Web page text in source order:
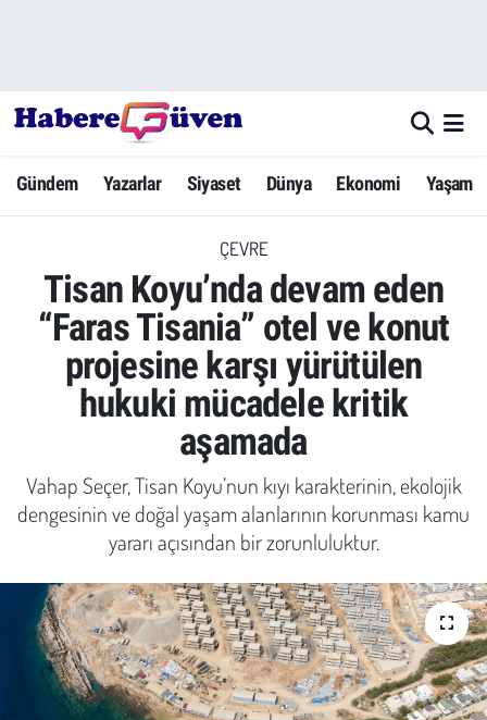
Gündem Yazarlar Siyaset Dünya Ekonomi Yaşam
ÇEVRE
Tisan Koyu’nda devam eden
“Faras Tisania” otel ve konut
projesine karşı yürütülen
hukuki mücadele kritik
aşamada
Vahap Seçer, Tisan Koyu’nun kıyı karakterinin, ekolojik
dengesinin ve doğal yaşam alanlarının korunması kamu
yararı açısından bir zorunluluktur.
Yazarlar
Dünya
Ekonomi
Yaşam
Yerel Haberler
Sağlık
Kadın
Emek
Spor
Hava Durumu
Trafik Durumu
Süper Lig Puan Durumu ve Fikstür
Tüm Manşetler
Son Dakika Haberleri
Haber Arşivi